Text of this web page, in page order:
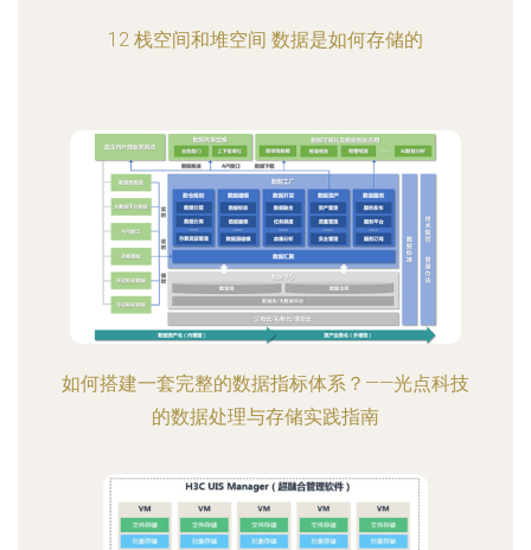
12 栈空间和堆空间 数据是如何存储的
如何搭建一套完整的数据指标体系？——光点科技
的数据处理与存储实践指南